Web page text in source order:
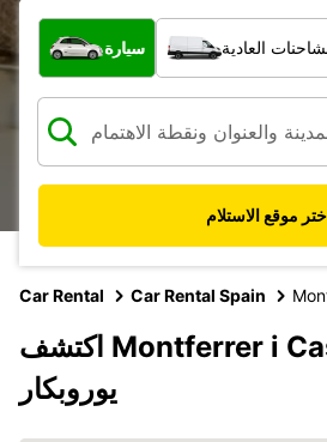
ما نوع المركبة؟
سيارة العادية
موقع الاستلام
Car Rental Car Rental Spain
اكتشف Montferrer i Castellbò مع
يوروبكار